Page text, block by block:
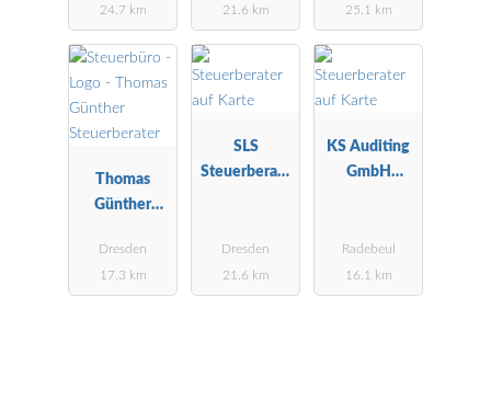
24.7 km
21.6 km
25.1 km
Thomas
Günther
Dresden
17.3 km
SLS
Steuerberatu
Dresden
21.6 km
KS Auditing
GmbH
chaft
Radebeul
16.1 km